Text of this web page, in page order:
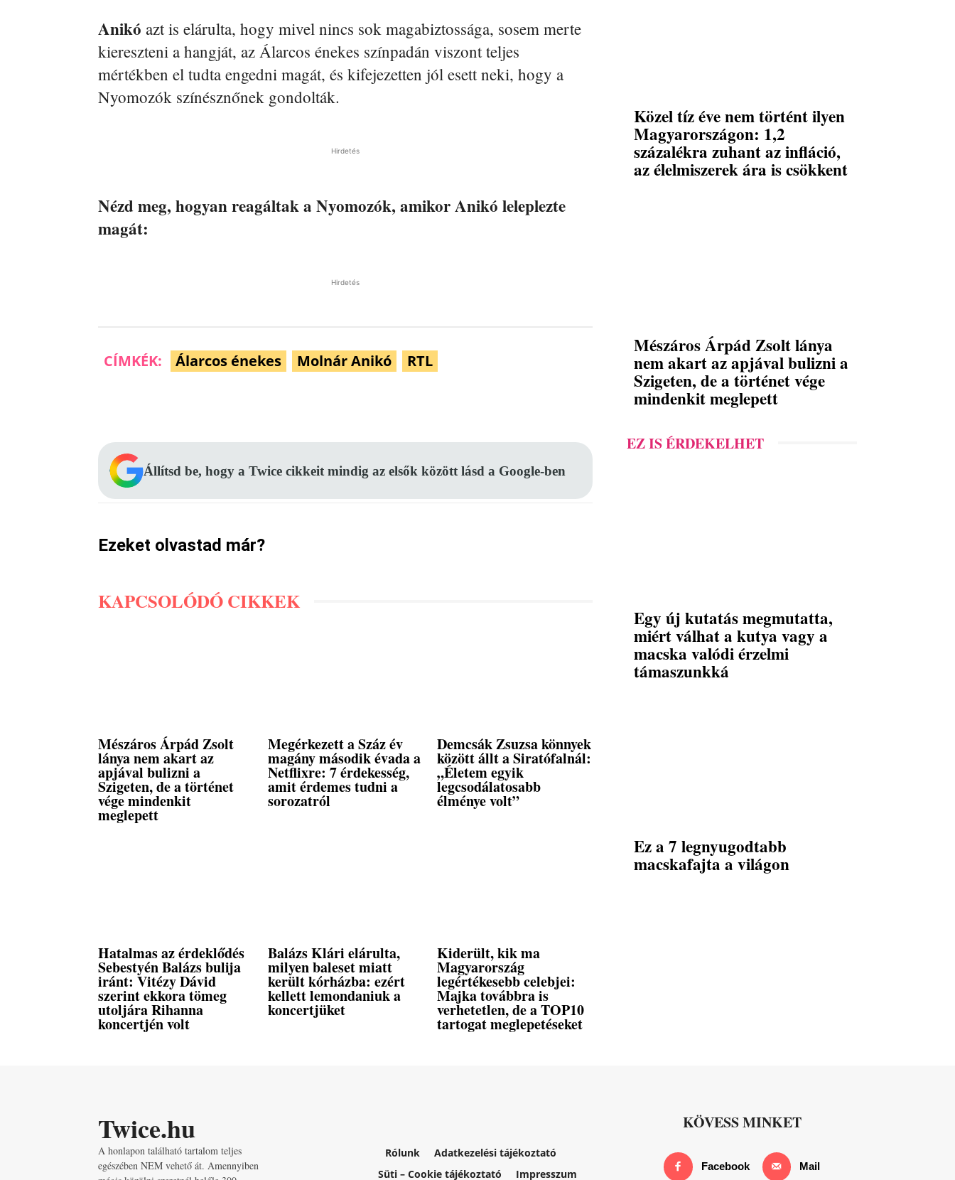
Anikó azt is elárulta, hogy mivel nincs sok magabiztossága, sosem merte
kiereszteni a hangját, az Álarcos énekes színpadán viszont teljes
mértékben el tudta engedni magát, és kifejezetten jól esett neki, hogy a
Nyomozók színésznőnek gondolták.
Hirdetés
Nézd meg, hogyan reagáltak a Nyomozók, amikor Anikó leleplezte
magát:
Hirdetés
CÍMKÉK: Álarcos énekes Molnár Anikó RTL
Állítsd be, hogy a Twice cikkeit mindig az elsők között lásd a Google-ben
Ezeket olvastad már?
KAPCSOLÓDÓ CIKKEK
Mészáros Árpád Zsolt
lánya nem akart az
apjával bulizni a
Szigeten, de a történet
vége mindenkit
meglepett
Megérkezett a Száz év
magány második évada a
Netflixre: 7 érdekesség,
amit érdemes tudni a
sorozatról
Demcsák Zsuzsa könnyek
között állt a Siratófalnál:
„Életem egyik
legcsodálatosabb
élménye volt”
Hatalmas az érdeklődés
Sebestyén Balázs bulija
iránt: Vitézy Dávid
szerint ekkora tömeg
utoljára Rihanna
koncertjén volt
Balázs Klári elárulta,
milyen baleset miatt
került kórházba: ezért
kellett lemondaniuk a
koncertjüket
Kiderült, kik ma
Magyarország
legértékesebb celebjei:
Majka továbbra is
verhetetlen, de a TOP10
tartogat meglepetéseket
Közel tíz éve nem történt ilyen
Magyarországon: 1,2
százalékra zuhant az infláció,
az élelmiszerek ára is csökkent
Mészáros Árpád Zsolt lánya
nem akart az apjával bulizni a
Szigeten, de a történet vége
mindenkit meglepett
EZ IS ÉRDEKELHET
Egy új kutatás megmutatta,
miért válhat a kutya vagy a
macska valódi érzelmi
támaszunkká
Ez a 7 legnyugodtabb
macskafajta a világon
Twice.hu
A honlapon található tartalom teljes
egészében NEM vehető át. Amennyiben
Rólunk
Adatkezelési tájékoztató
Süti – Cookie tájékoztató
Impresszum
KÖVESS MINKET
Facebook Mail